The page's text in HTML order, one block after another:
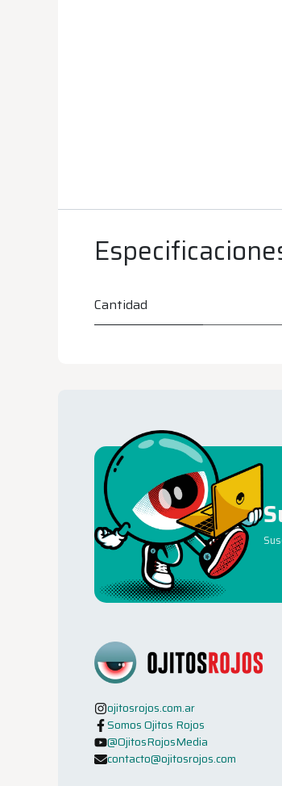
Cantidad
ojitosrojos.com.ar
Somos Ojitos Rojos
@OjitosRojosMedia
contacto@ojitosrojos.com